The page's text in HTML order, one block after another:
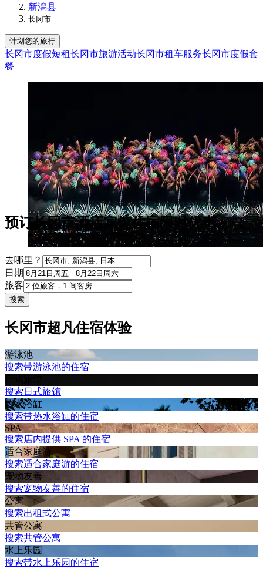
新潟县
长冈市
计划您的旅行
长冈市度假短租长冈市旅游活动长冈市租车服务长冈市度假套
餐
预订长冈市酒店宾馆住宿限时优惠
去哪里？
日期
旅客
搜索
长冈市超凡住宿体验
游泳池
搜索带游泳池的住宿
搜索日式旅馆
热水浴缸
搜索带热水浴缸的住宿
SPA
搜索店内提供 SPA 的住宿
适合家庭游
搜索适合家庭游的住宿
宠物友善
搜索宠物友善的住宿
公寓
搜索出租式公寓
共管公寓
搜索共管公寓
水上乐园
搜索带水上乐园的住宿